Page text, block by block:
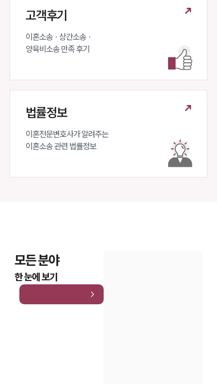
고객후기
이혼소송 · 상간소송 ·
양육비소송 만족 후기
법률정보
이혼전문변호사가 알려주는
이혼소송 관련 법률정보
모든 분야
한 눈에 보기